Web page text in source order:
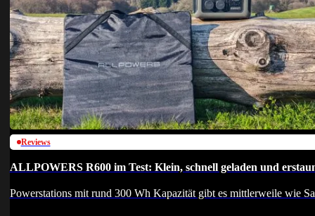
Reviews
ALLPOWERS R600 im Test: Klein, schnell geladen und
Powerstations mit rund 300 Wh Kapazität gibt es mittlerweile wie